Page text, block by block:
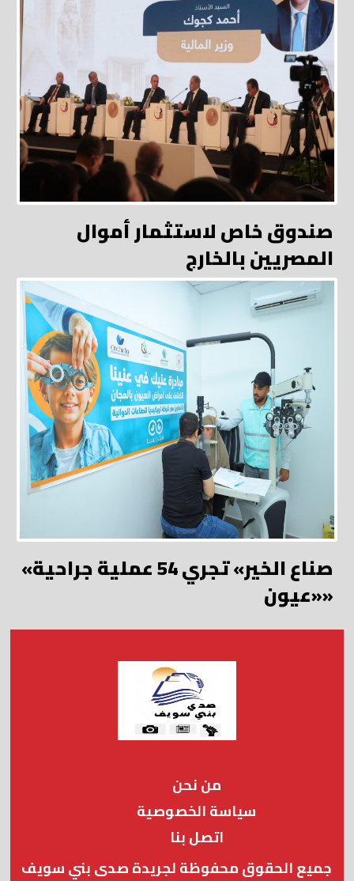
صندوق خاص لاستثمار أموال
المصريين بالخارج
«صناع الخير» تجري 54 عملية جراحية
«عيون»
من نحن
سياسة الخصوصية
اتصل بنا
جميع الحقوق محفوظة لجريدة صدى بني سويف